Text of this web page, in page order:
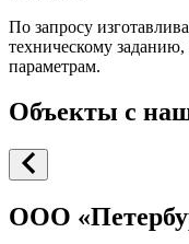
По запросу
техническому
параметрам.
Объекты с
ООО